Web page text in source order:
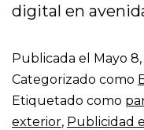
digital en
Publicada el Mayo
Categorizado como
Etiquetado como
exterior, Publicidad